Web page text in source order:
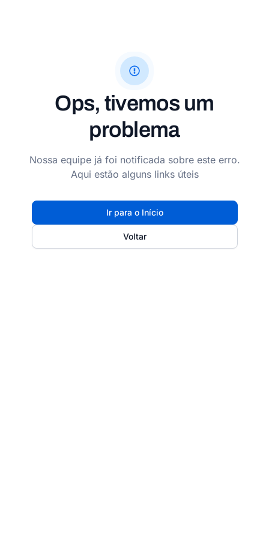
Ops, tivemos um
problema
Nossa equipe já foi notificada sobre este erro.
Aqui estão alguns links úteis
Ir para o Início
Voltar